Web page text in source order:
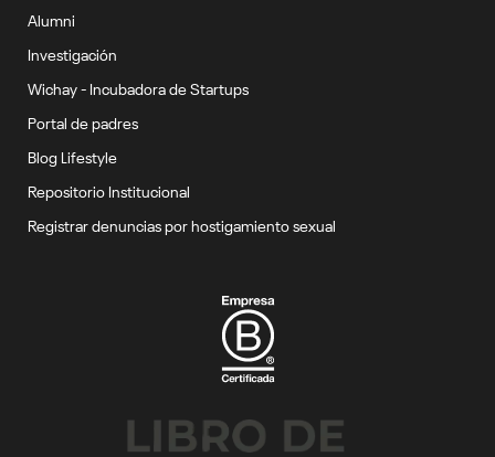
Alumni
Investigación
Wichay - Incubadora de Startups
Portal de padres
Blog Lifestyle
Repositorio Institucional
Registrar denuncias por hostigamiento sexual